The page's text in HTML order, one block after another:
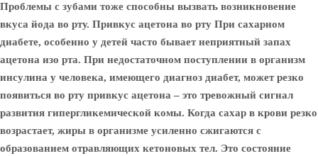
Проблемы с зубами тоже способны вызвать возникновение
вкуса йода во рту. Привкус ацетона во рту При сахарном
диабете, особенно у детей часто бывает неприятный запах
ацетона изо рта. При недостаточном поступлении в организм
инсулина у человека, имеющего диагноз диабет, может резко
появиться во рту привкус ацетона – это тревожный сигнал
развития гипергликемической комы. Когда сахар в крови резко
возрастает, жиры в организме усиленно сжигаются с
образованием отравляющих кетоновых тел. Это состояние